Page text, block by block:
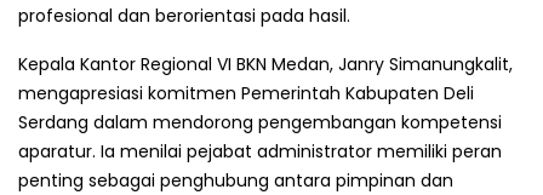
profesional dan berorientasi pada hasil.
Kepala Kantor Regional VI BKN Medan, Janry Simanungkalit,
mengapresiasi komitmen Pemerintah Kabupaten Deli
Serdang dalam mendorong pengembangan kompetensi
aparatur. Ia menilai pejabat administrator memiliki peran
penting sebagai penghubung antara pimpinan dan